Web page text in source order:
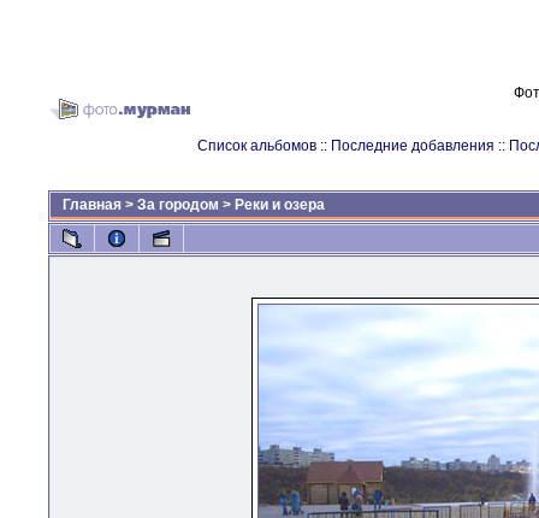
Список альбомов :: Последние добавления ::
Главная > За городом > Реки и озера